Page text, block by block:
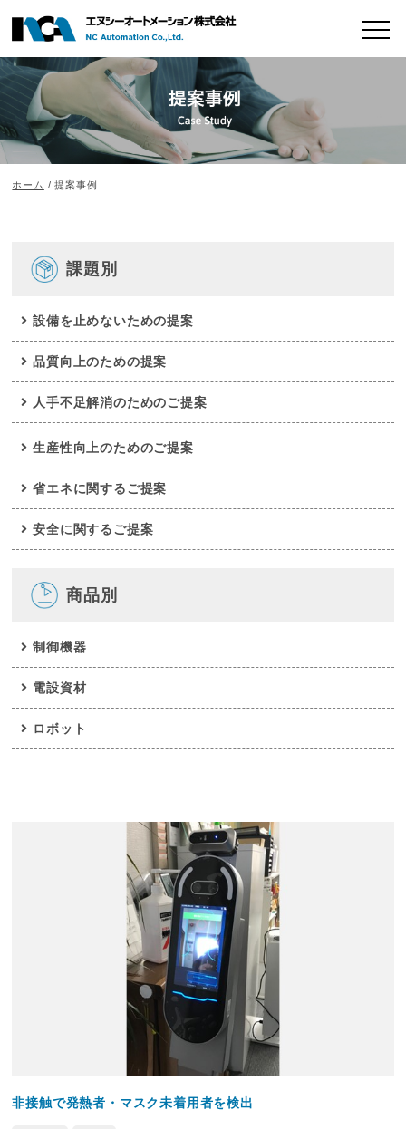
ホーム / 提案事例
課題別
設備を止めないための提案
品質向上のための提案
人手不足解消のためのご提案
生産性向上のためのご提案
省エネに関するご提案
安全に関するご提案
商品別
制御機器
電設資材
ロボット
非接触で発熱者・マスク未着用者を検出